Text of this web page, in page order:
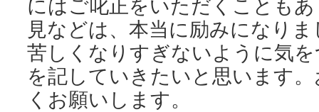
にはご叱正をいただくことも
見などは、本当に励みになり
苦しくなりすぎないように気
を記していきたいと思います
くお願いします。